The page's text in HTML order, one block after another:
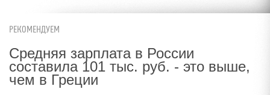
РЕКОМЕНДУЕМ
Средняя зарплата в России
составила 101 тыс. руб. - это выше,
чем в Греции